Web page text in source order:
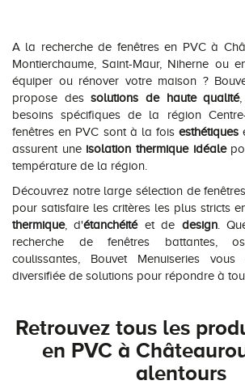
A la recherche de fenêtres en PVC à
Montierchaume, Saint-Maur, Niherne ou
équiper ou rénover votre maison ?
propose dessolutions de haute qualité
besoins spécifiques de la région
fenêtres en PVC sont à la foisesthétiques
assurent une isolation thermique idéale
température de la région.
Découvrez notre large sélection de
pour satisfaire les critères les plus stricts
thermique, d'étanchéitéet de design.
recherche de fenêtres battantes,
coulissantes, Bouvet Menuiseries
diversifiée de solutions pour répondre à
Retrouvez tous les
en PVC à
alentours